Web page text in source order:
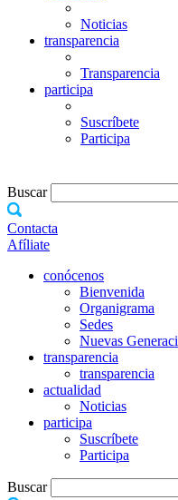
Noticias
transparencia
Transparencia
participa
Suscríbete
Participa
Buscar
Contacta
Afíliate
conócenos
Bienvenida
Organigrama
Sedes
Nuevas
transparencia
transparencia
actualidad
Noticias
participa
Suscríbete
Participa
Buscar